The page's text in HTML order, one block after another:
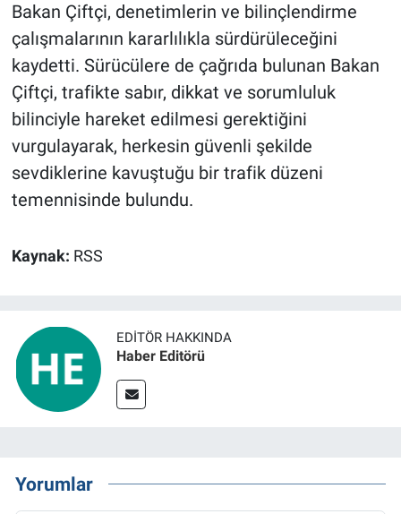
Bakan Çiftçi, denetimlerin ve bilinçlendirme
çalışmalarının kararlılıkla sürdürüleceğini
kaydetti. Sürücülere de çağrıda bulunan Bakan
Çiftçi, trafikte sabır, dikkat ve sorumluluk
bilinciyle hareket edilmesi gerektiğini
vurgulayarak, herkesin güvenli şekilde
sevdiklerine kavuştuğu bir trafik düzeni
temennisinde bulundu.
Kaynak: RSS
EDITÖR HAKKINDA
Haber Editörü
Yorumlar